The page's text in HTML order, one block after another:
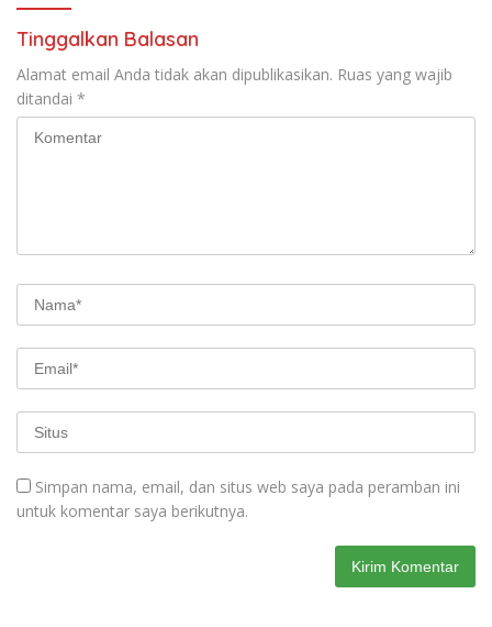
Tinggalkan Balasan
Alamat email Anda tidak akan dipublikasikan. Ruas yang wajib
ditandai *
Simpan nama, email, dan situs web saya pada peramban ini
untuk komentar saya berikutnya.